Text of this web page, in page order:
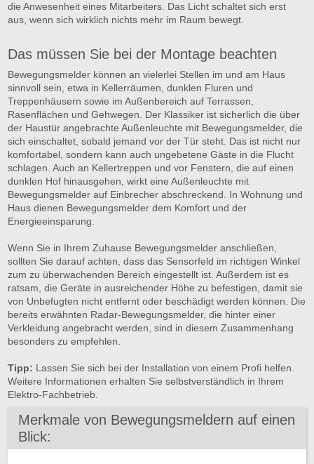
die Anwesenheit eines Mitarbeiters. Das Licht schaltet sich erst
aus, wenn sich wirklich nichts mehr im Raum bewegt.
Das müssen Sie bei der Montage beachten
Bewegungsmelder können an vielerlei Stellen im und am Haus
sinnvoll sein, etwa in Kellerräumen, dunklen Fluren und
Treppenhäusern sowie im Außenbereich auf Terrassen,
Rasenflächen und Gehwegen. Der Klassiker ist sicherlich die über
der Haustür angebrachte Außenleuchte mit Bewegungsmelder, die
sich einschaltet, sobald jemand vor der Tür steht. Das ist nicht nur
komfortabel, sondern kann auch ungebetene Gäste in die Flucht
schlagen. Auch an Kellertreppen und vor Fenstern, die auf einen
dunklen Hof hinausgehen, wirkt eine Außenleuchte mit
Bewegungsmelder auf Einbrecher abschreckend. In Wohnung und
Haus dienen Bewegungsmelder dem Komfort und der
Energieeinsparung.
Wenn Sie in Ihrem Zuhause Bewegungsmelder anschließen,
sollten Sie darauf achten, dass das Sensorfeld im richtigen Winkel
zum zu überwachenden Bereich eingestellt ist. Außerdem ist es
ratsam, die Geräte in ausreichender Höhe zu befestigen, damit sie
von Unbefugten nicht entfernt oder beschädigt werden können. Die
bereits erwähnten Radar-Bewegungsmelder, die hinter einer
Verkleidung angebracht werden, sind in diesem Zusammenhang
besonders zu empfehlen.
Tipp: Lassen Sie sich bei der Installation von einem Profi helfen.
Weitere Informationen erhalten Sie selbstverständlich in Ihrem
Elektro-Fachbetrieb.
Merkmale von Bewegungsmeldern auf einen
Blick: